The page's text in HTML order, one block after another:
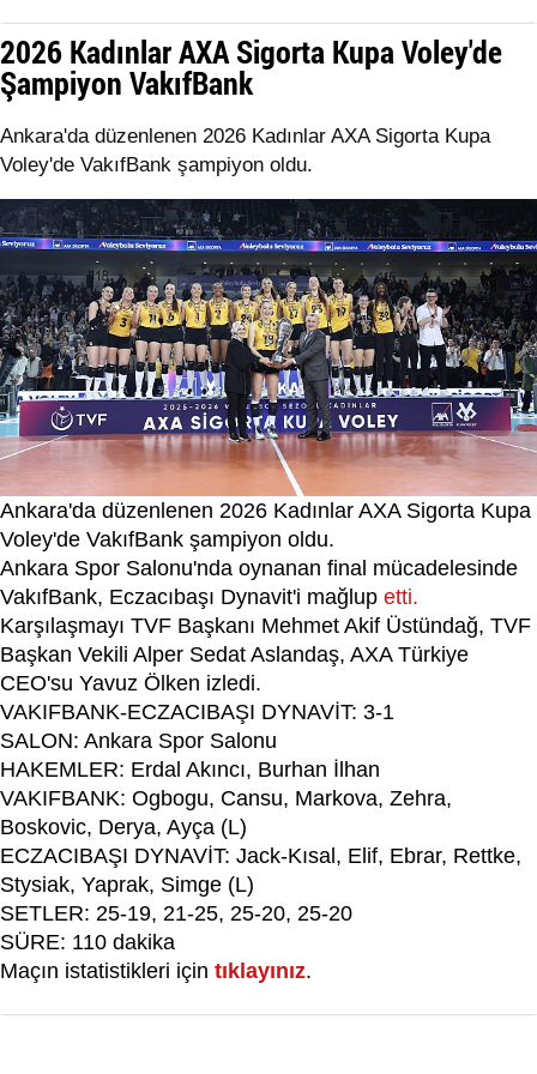
2026 Kadınlar AXA Sigorta Kupa Voley'de
Şampiyon VakıfBank
Ankara'da düzenlenen 2026 Kadınlar AXA Sigorta Kupa
Voley'de VakıfBank şampiyon oldu.
Ankara'da düzenlenen 2026 Kadınlar AXA Sigorta Kupa
Voley'de VakıfBank şampiyon oldu.
Ankara Spor Salonu'nda oynanan final mücadelesinde
VakıfBank, Eczacıbaşı Dynavit'i mağlup etti.
Karşılaşmayı TVF Başkanı Mehmet Akif Üstündağ, TVF
Başkan Vekili Alper Sedat Aslandaş, AXA Türkiye
CEO'su Yavuz Ölken izledi.
VAKIFBANK-ECZACIBAŞI DYNAVİT: 3-1
SALON: Ankara Spor Salonu
HAKEMLER: Erdal Akıncı, Burhan İlhan
VAKIFBANK: Ogbogu, Cansu, Markova, Zehra,
Boskovic, Derya, Ayça (L)
ECZACIBAŞI DYNAVİT: Jack-Kısal, Elif, Ebrar, Rettke,
Stysiak, Yaprak, Simge (L)
SETLER: 25-19, 21-25, 25-20, 25-20
SÜRE: 110 dakika
Maçın istatistikleri için tıklayınız.